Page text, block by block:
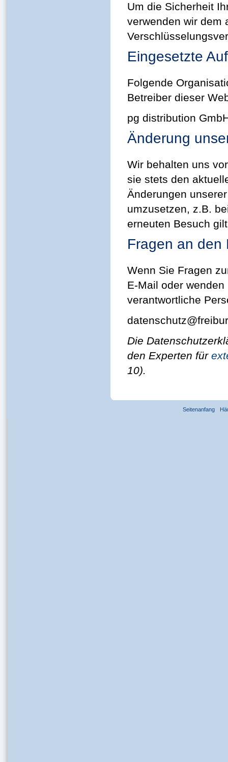
Um die Sicherheit
verwenden wir dem
Eingesetzte
Folgende
Betreiber dieser
pg distribution
Änderung
Wir behalten uns
sie stets den
Änderungen
umzusetzen, z.B.
erneuten Besuch
Fragen an den
Wenn Sie Fragen
E-Mail oder
verantwortliche
Die
den Experten für
10).
Seitenanfang